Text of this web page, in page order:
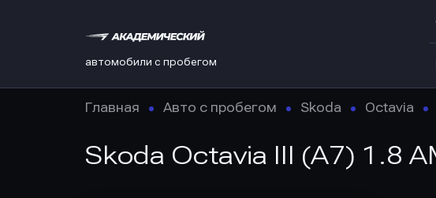
автомобили с пробегом
Главная Авто с пробегом Skoda Octavia
Skoda Octavia III (A7) 1.8